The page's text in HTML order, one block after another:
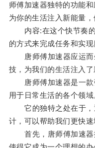
师傅加速器独特的功能
为你的生活注入新能量，
内容:在这个快节奏的
的方式来完成任务和实现
唐师傅加速器应运而
技，为我们的生活注入了
唐师傅加速器是一款
用于日常生活的各个领域
它的独特之处在于，
计，可以帮助我们更快速
首先，唐师傅加速器